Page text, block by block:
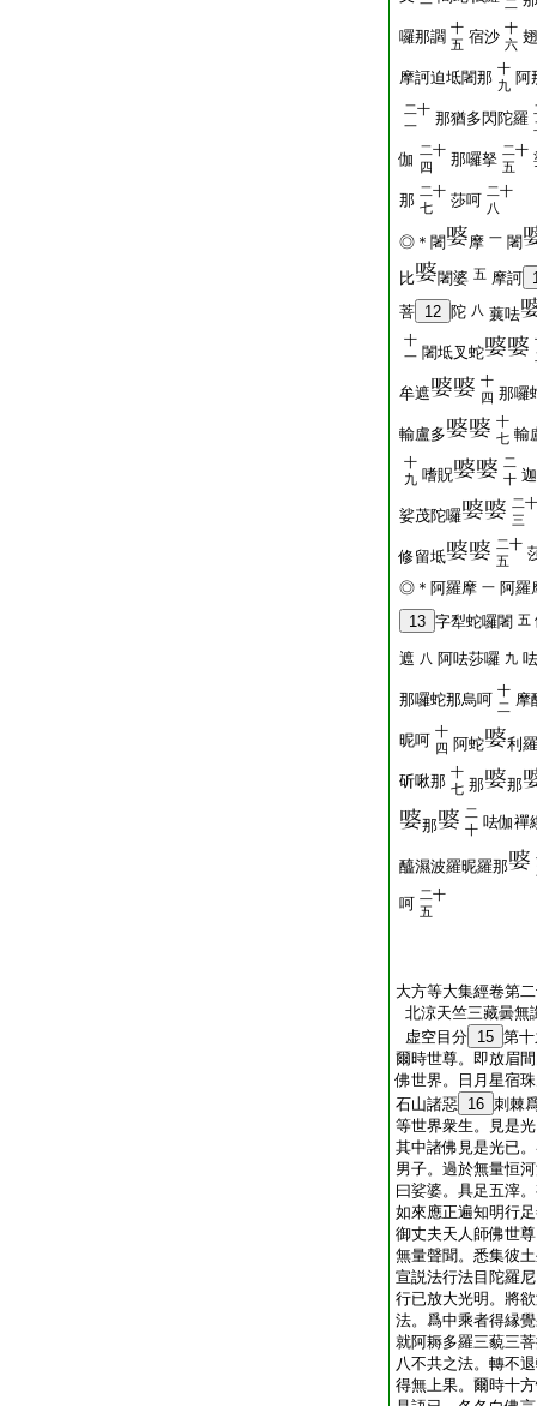
一
二
囉那讇 十
五 宿沙 十
六
摩訶迫坻闍那 十
九 阿
二十
一
那猶多閃陀羅
伽 二十
四
那囉拏 二十
五
那 二十
七
莎呵 二十
八
◎＊闍 摩 一 闍
比
闍婆 五 摩訶
菩 12 陀 八 蘘呿
十
一 闍坻叉蛇
牟遮
十
四 那囉
輸盧多
十
七 輸
十
九 嗜貺
二
十
娑茂陀囉
二十
三
修留坻
二十
五
◎＊阿羅摩 一 阿羅
13 字犁蛇囉闍 五
遮 八 阿呿莎囉 九
那囉蛇那烏呵 十
二 摩
昵呵 十
四 阿蛇 利羅
斫啾那 十
七 那 那
那
二
十 呿伽禪
醯濕波羅昵羅那
呵 二十
五
大方等大集經卷第
北涼天竺三藏曇無
虚空目分 15 第
爾時世尊。即放眉
佛世界。日月星宿
石山諸惡 16 刺棘
等世界衆生。見是
其中諸佛見是光已
男子。過於無量恒
曰娑婆。具足五滓
如來應正遍知明行
御丈夫天人師佛世
無量聲聞。悉集彼
宣説法行法目陀羅
行已放大光明。將
法。爲中乘者得縁
就阿耨多羅三藐三
八不共之法。轉不
得無上果。爾時十